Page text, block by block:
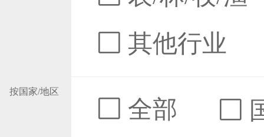
其他行业
按国家/地区
全部